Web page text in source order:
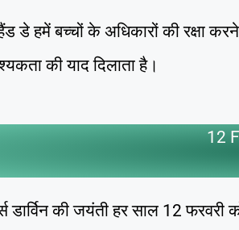
डे हमें बच्चों के अधिकारों की रक्षा
की याद दिलाता है।
12
डार्विन की जयंती हर साल 12 फरवरी